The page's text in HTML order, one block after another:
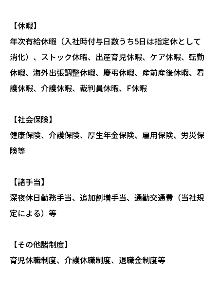
【休暇】
年次有給休暇（入社時付与日数うち5日は指定休として
消化）、ストック休暇、出産育児休暇、ケア休暇、転勤
休暇、海外出張調整休暇、慶弔休暇、産前産後休暇、看
護休暇、介護休暇、裁判員休暇、F休暇
【社会保険】
健康保険、介護保険、厚生年金保険、雇用保険、労災保
険等
【諸手当】
深夜休日勤務手当、追加割増手当、通勤交通費（当社規
定による）等
【その他諸制度】
育児休職制度、介護休職制度、退職金制度等